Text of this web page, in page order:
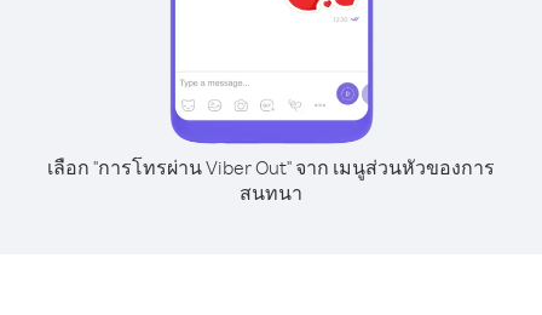
เลือก "การโทรผ่าน Viber Out" จาก เมนูส่วนหัวของการ
สนทนา